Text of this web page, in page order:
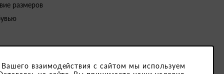
взаимодействия с сайтом мы используем
размеров